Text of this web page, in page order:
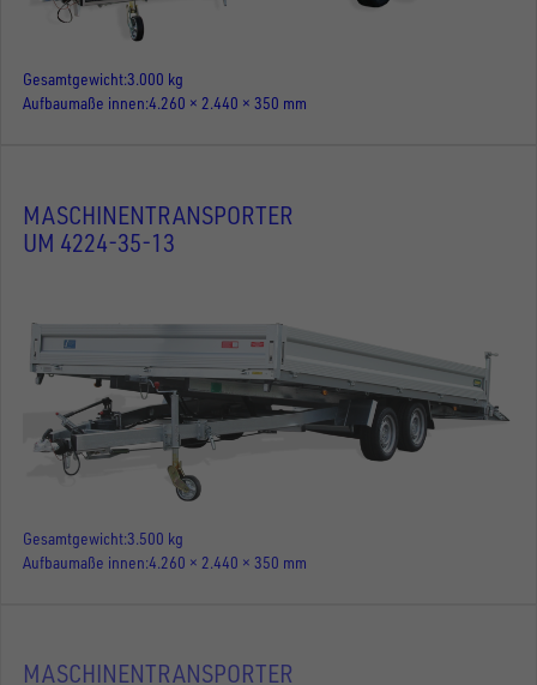
Gesamtgewicht3.000 kg
Aufbaumaße innen 4.260 × 2.440 × 350 mm
MASCHINENTRANSPORTER
UM 4224-35-13
Gesamtgewicht 3.500 kg
Aufbaumaße innen 4.260 × 2.440 × 350 mm
MASCHINENTRANSPORTER